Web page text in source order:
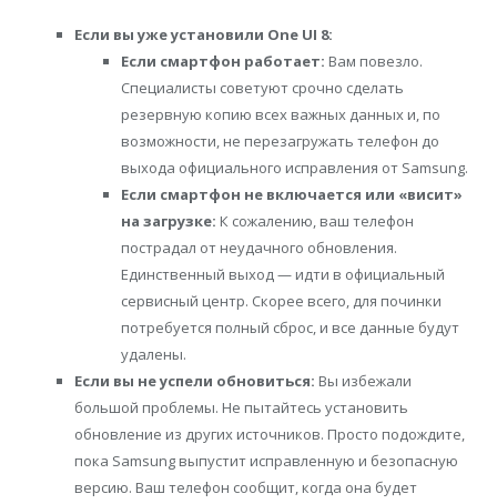
Если вы уже установили One UI 8:
Если смартфон работает: Вам повезло.
Специалисты советуют срочно сделать
резервную копию всех важных данных и, по
возможности, не перезагружать телефон до
выхода официального исправления от Samsung.
Если смартфон не включается или «висит»
на загрузке: К сожалению, ваш телефон
пострадал от неудачного обновления.
Единственный выход — идти в официальный
сервисный центр. Скорее всего, для починки
потребуется полный сброс, и все данные будут
удалены.
Если вы не успели обновиться: Вы избежали
большой проблемы. Не пытайтесь установить
обновление из других источников. Просто подождите,
пока Samsung выпустит исправленную и безопасную
версию. Ваш телефон сообщит, когда она будет